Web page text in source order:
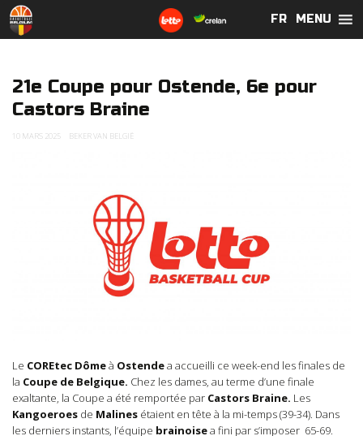
MENU
FR
21e Coupe pour Ostende, 6e pour
Castors Braine
10 MARS 2025 BEKER VAN BELGIË
Le COREtec Dômeà Ostendea accueilli ce week-end les finales de
la Coupe de Belgique. Chez les dames, au terme d’une finale
exaltante, la Coupe a été remportée par Castors Braine. Les
Kangoeroes de Malines étaient en tête à la mi-temps (39-34). Dans
les derniers instants, l’équipe brainoisea fini par s’imposer 65-69.
FR